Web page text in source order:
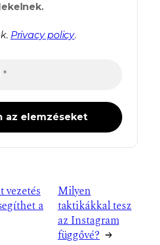
Privacy policy.
vezetés
a
Milyen
taktikákkal tesz
az Instagram
függővé? →